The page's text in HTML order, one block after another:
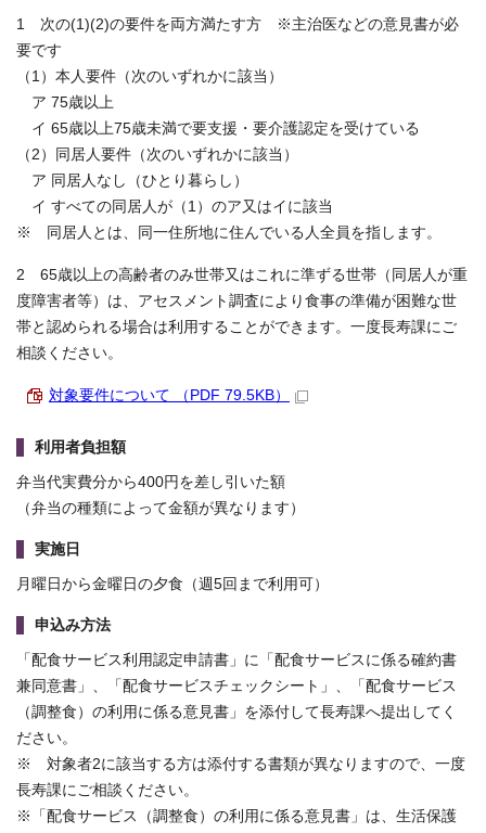
1 次の(1)(2)の要件を両方満たす方 ※主治医などの意見書が必
要です
（1）本人要件（次のいずれかに該当）
ア 75歳以上
イ 65歳以上75歳未満で要支援・要介護認定を受けている
（2）同居人要件（次のいずれかに該当）
ア 同居人なし（ひとり暮らし）
イ すべての同居人が（1）のア又はイに該当
※ 同居人とは、同一住所地に住んでいる人全員を指します。
2 65歳以上の高齢者のみ世帯又はこれに準ずる世帯（同居人が重
度障害者等）は、アセスメント調査により食事の準備が困難な世
帯と認められる場合は利用することができます。一度長寿課にご
相談ください。
対象要件について （PDF 79.5KB）
利用者負担額
弁当代実費分から400円を差し引いた額
（弁当の種類によって金額が異なります）
実施日
月曜日から金曜日の夕食（週5回まで利用可）
申込み方法
「配食サービス利用認定申請書」に「配食サービスに係る確約書
兼同意書」、「配食サービスチェックシート」、「配食サービス
（調整食）の利用に係る意見書」を添付して長寿課へ提出してく
ださい。
※ 対象者2に該当する方は添付する書類が異なりますので、一度
長寿課にご相談ください。
※「配食サービス（調整食）の利用に係る意見書」は、生活保護